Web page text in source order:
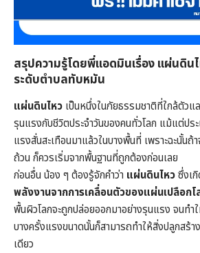
สรุปความรู้โดยพี่แอดมินเรื่อง แผ่นดิน
ระดับตำบลทับหมัน
แผ่นดินไหว เป็นหนึ่งในภัยธรรมชาติที่ใกล้ตัวแ
รุนแรงกับชีวิตประจำวันของคนทั่วโลก แม้แต่ประ
แรงสั่นสะเทือนมาแล้วในบางพื้นที่ เพราะฉะนั้นถ้า
ถ้วน ก็ควรเริ่มจากพื้นฐานที่ถูกต้องก่อนเลย
ก่อนอื่น น้อง ๆ ต้องรู้จักคำว่า แผ่นดินไหวซึ่งเ
พลังงานจากการเคลื่อนตัวของแผ่นเปลือกโ
พื้นผิวโลกจะถูกปล่อยออกมาอย่างรุนแรง จนทำ
บางครั้งแรงขนาดนั้นก็สามารถทำให้สิ่งปลูกสร้า
เดียว